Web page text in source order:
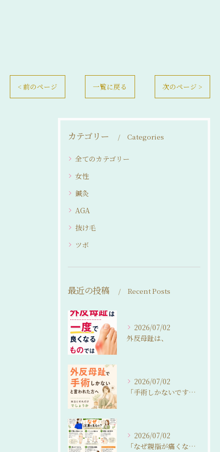
< 前のページ 一覧に戻る 次のページ >
カテゴリー Categories
全てのカテゴリー
女性
鍼灸
AGA
抜け毛
ツボ
最近の投稿 Recent Posts
2026/07/02
外反母趾は、
2026/07/02
「手術しかないですね…」
2026/07/02
「なぜ親指が痛くなるの？」